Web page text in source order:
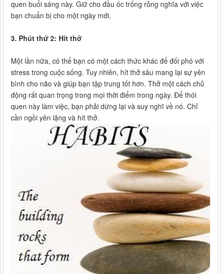
quen buổi sáng này. Giữ cho đầu óc trống rỗng nghĩa với việc
bạn chuẩn bị cho một ngày mới.
3. Phút thứ 2: Hít thở
Một lần nữa, có thể bạn có một cách thức khác để đối phó với
stress trong cuộc sống. Tuy nhiên, hít thở sâu mang lại sự yên
bình cho não và giúp bạn tập trung tốt hơn. Thở một cách chủ
động rất quan trọng trong mọi thời điểm trong ngày. Để thói
quen này làm việc, bạn phải dừng lại và suy nghĩ về nó. Chỉ
cần ngồi yên lặng và hít thở.